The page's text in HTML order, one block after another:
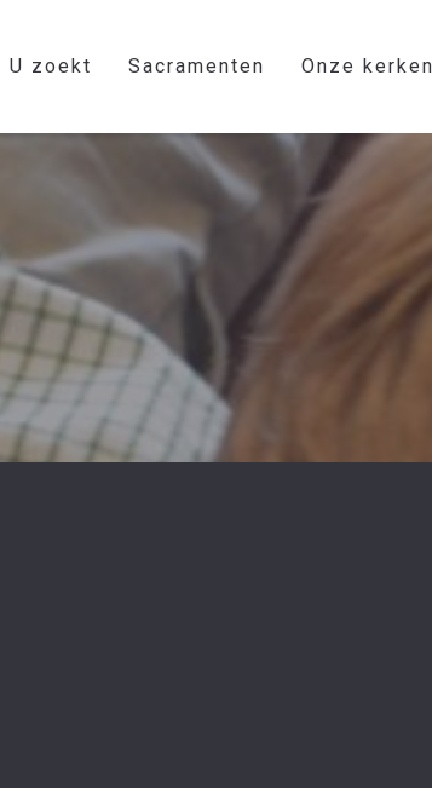
U zoekt Sacramenten Onze kerken